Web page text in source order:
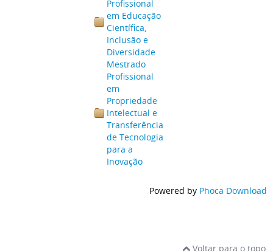
Profissional
em Educação
Científica,
Inclusão e
Diversidade
Mestrado
Profissional
em
Propriedade
Intelectual e
Transferência
de Tecnologia
para a
Inovação
Powered by Phoca Download
Voltar para o topo